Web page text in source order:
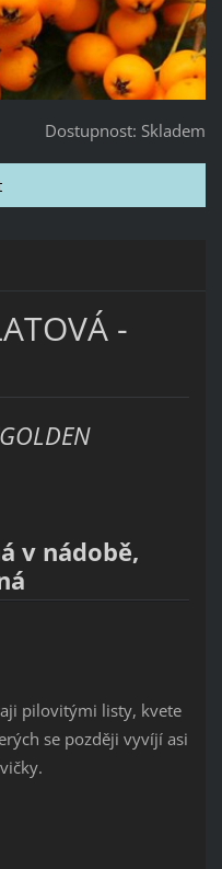
Dostupnost: Skladem
-
v nádobě,
pilovitými listy, kvete
se později vyvíjí asi